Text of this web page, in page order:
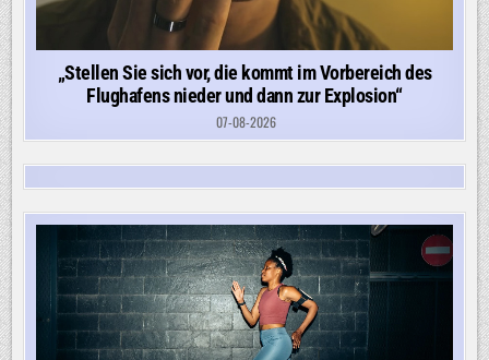
„Stellen Sie sich vor, die kommt im Vorbereich des
Flughafens nieder und dann zur Explosion“
07-08-2026